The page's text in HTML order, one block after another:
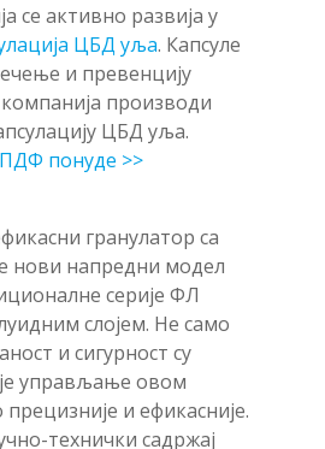
се активно развија у
ЦБД уља. Капсуле
и превенцију
производи
ЦБД уља.
понуде >>
гранулатор са
нови напредни модел
серије ФЛ
слојем. Не само
и сигурност су
управљање овом
и ефикасније.
технички садржај